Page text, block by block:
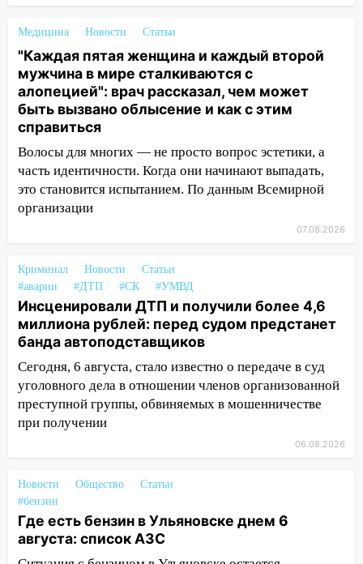
11:16
доску декабристу Кондратию Рылееву
10:40 В Ульяновске спасатели ночью
нашли потерявшегося в заброшенных
садах 79-летнего мужчину
10:26 На нескольких улицах Ульяновска
временно отключили холодную воду
10:14 В Ульяновске двоих участников
09:52
Ночью беспилотники сбили над
соседними Татарстаном и Саратовской
областью
09:41 Диана Шурыгина уверовала в
Бога в СИЗО
09:35 В Ульяновске директора фирмы
будут судить за неуплату налогов на 48
млн рублей
07:20
знойный и сухой четверг
06:00 Под Ульяновском при развороте
Медицина Новости Статьи
"Каждая пятая женщина и каждый второй
мужчина в мире сталкиваются с
алопецией": врач рассказал, чем может
быть вызвано облысение и как с этим
справиться
Волосы для многих — не просто вопрос эстетики, а
часть идентичности. Когда они начинают выпадать,
это становится испытанием. По данным Всемирной
организации
07.08.2026
Криминал Новости
Статьи
#аварии
#ДТП #СК #УМВД
Инсценировали ДТП и получили более 4,6
миллиона рублей: перед судом предстанет
банда автоподставщиков
Сегодня, 6 августа, стало известно о передаче в суд
уголовного дела в отношении членов организованной
преступной группы, обвиняемых в мошенничестве
при получении
06.08.2026
Новости Общество
Статьи
#бензин
Где есть бензин в Ульяновске днем 6
августа: список АЗС